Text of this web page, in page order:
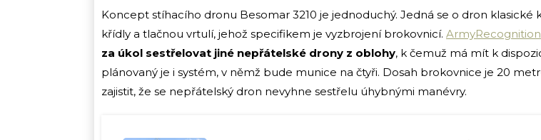
Koncept stíhacího dronu Besomar 3210 je jednoduchý. Jedná se o dron klasické
křídly a tlačnou vrtulí, jehož specifikem je vyzbrojení brokovnicí. ArmyRecognition
za úkol sestřelovat jiné nepřátelské drony z oblohy, k čemuž má mít k
plánovaný je i systém, v němž bude munice na čtyři. Dosah brokovnice je 20
zajistit, že se nepřátelský dron nevyhne sestřelu úhybnými manévry.